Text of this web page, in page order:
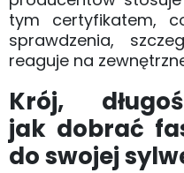
tym certyfikatem,
sprawdzenia,
reaguje na
Krój,
jak dobrać
do swojej